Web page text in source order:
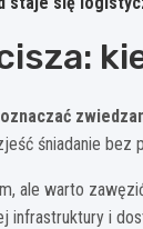
śniadanie
ale warto
infrastruktury i